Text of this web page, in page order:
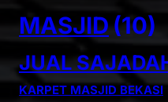
MASJID(10)
JUAL
KARPET MASJID BEKASI